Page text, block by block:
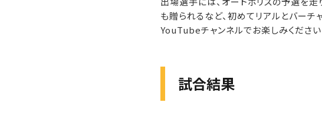
も贈られるなど、初めてリアルとバー
YouTubeチャンネルでお楽しみくださ
試合結果